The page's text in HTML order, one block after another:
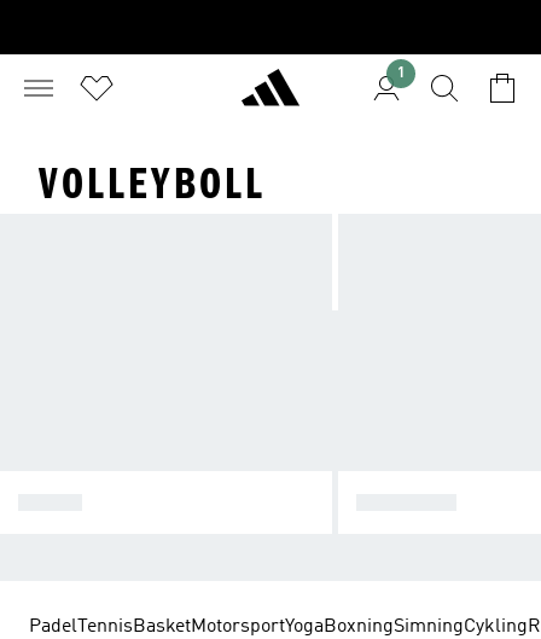
1
VOLLEYBOLL
PadelTennisBasketMotorsportYogaBoxningSimningCykling